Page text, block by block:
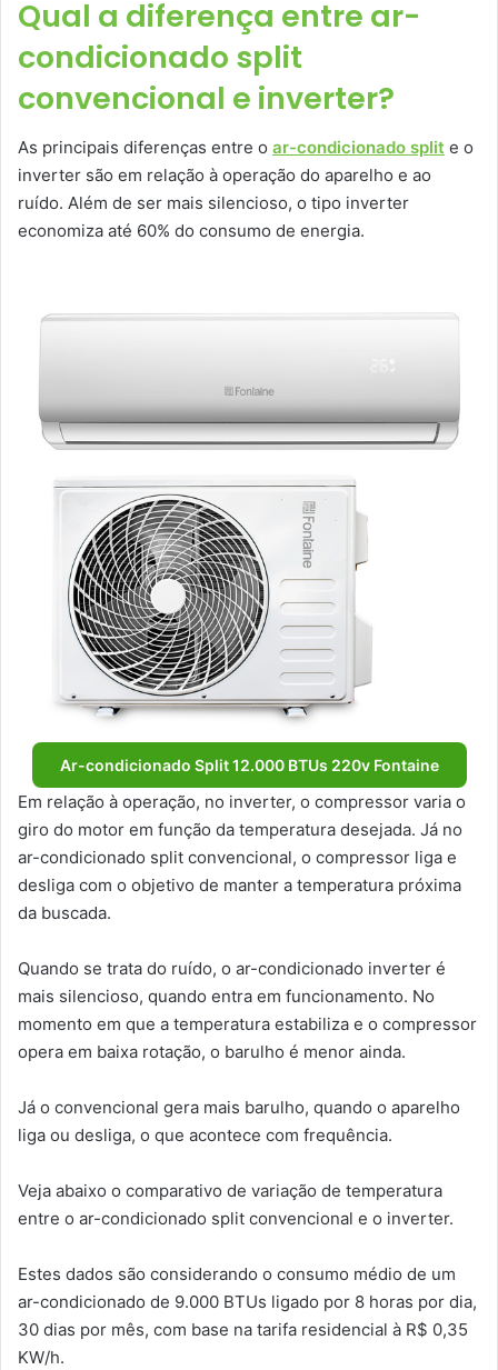
Qual a diferença entre ar-
condicionado split
convencional e inverter?
As principais diferenças entre o ar-condicionado split e o
inverter são em relação à operação do aparelho e ao
ruído. Além de ser mais silencioso, o tipo inverter
economiza até 60% do consumo de energia.
Ar-condicionado Split 12.000 BTUs 220v Fontaine
Em relação à operação, no inverter, o compressor varia o
giro do motor em função da temperatura desejada. Já no
ar-condicionado split convencional, o compressor liga e
desliga com o objetivo de manter a temperatura próxima
da buscada.
Quando se trata do ruído, o ar-condicionado inverter é
mais silencioso, quando entra em funcionamento. No
momento em que a temperatura estabiliza e o compressor
opera em baixa rotação, o barulho é menor ainda.
Já o convencional gera mais barulho, quando o aparelho
liga ou desliga, o que acontece com frequência.
Veja abaixo o comparativo de variação de temperatura
entre o ar-condicionado split convencional e o inverter.
Estes dados são considerando o consumo médio de um
ar-condicionado de 9.000 BTUs ligado por 8 horas por dia,
30 dias por mês, com base na tarifa residencial à R$ 0,35
KW/h.